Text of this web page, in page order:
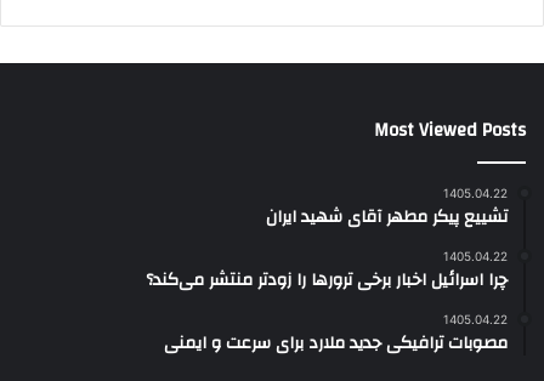
Most Viewed Posts
1405.04.22
تشییع پیکر مطهر آقای شهید ایران
1405.04.22
چرا اسرائیل اخبار برخی ترورها را زودتر منتشر می‌کند؟
1405.04.22
مصوبات ترافیکی جدید ملارد برای سرعت و ایمنی